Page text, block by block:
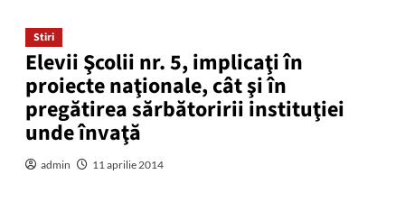
Stiri
Elevii Şcolii nr. 5, implicaţi în
proiecte naţionale, cât şi în
pregătirea sărbătoririi instituţiei
unde învaţă
admin 11 aprilie 2014